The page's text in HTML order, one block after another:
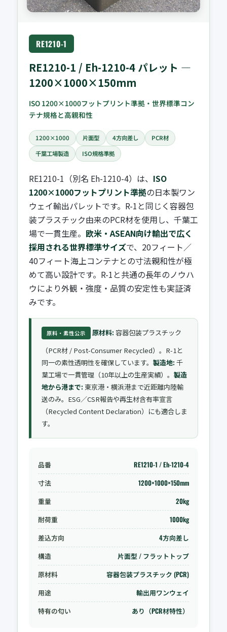
RE1210-1
RE1210-1 / Eh-1210-4 パレット —
1200×1000×150mm
ISO 1200×1000フットプリント準拠・世界標準コン
テナ規格と高親和性
1200×1000 片面型 4方向差し
PCR材
千葉工場製造
ISO規格準拠
RE1210-1（別名 Eh-1210-4）は、 ISO
1200×1000フットプリント準拠の日本製ワン
ウェイ輸出パレットです。R-1と同じく容器包
装プラスチック由来のPCR材を使用し、千葉工
場で一貫生産。 欧米・ASEAN向け輸出で広く
採用される世界標準サイズで、20フィート／
40フィート海上コンテナとの寸法親和性が極
めて高い設計です。R-1と共通の長年のノウハ
ウにより外観・強度・品質の安定性も実証済
みです。
原料・素性公示 原材料: 容器包装プラスチック
（PCR材 / Post-Consumer Recycled）。R-1と
同一の素性透明性を確保しています。 製造地: 千
葉工場で一貫管理（10年以上の生産実績）。 製造
地から港まで: 東京港・横浜港まで近距離内陸輸
送のみ。ESG／CSR報告や再生材含有率宣言
（Recycled Content Declaration）にも適合しま
す。
品番
RE1210-1 / Eh-1210-4
寸法
1200×1000×150mm
重量
20kg
耐荷重
1000kg
差込方向
4方向差し
構造
片面型 / フラットトップ
原材料
容器包装プラスチック (PCR)
用途
輸出用ワンウェイ
特有の匂い
あり（PCR材特性）